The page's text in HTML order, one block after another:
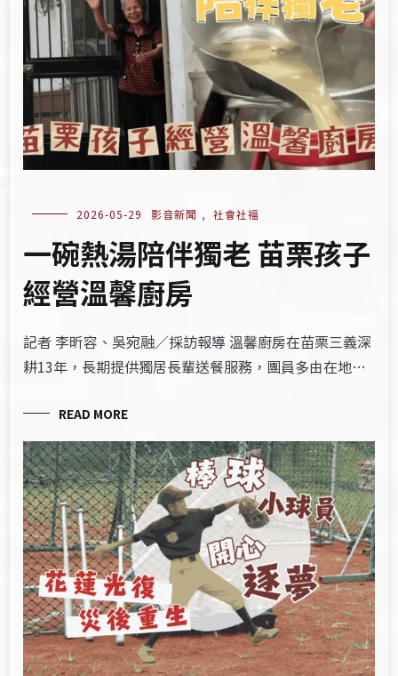
2026-05-29 影音新聞 , 社會社福
一碗熱湯陪伴獨老 苗栗孩子
經營溫馨廚房
記者 李昕容、吳宛融／採訪報導 溫馨廚房在苗栗三義深
耕13年，長期提供獨居長輩送餐服務，團員多由在地…
READ MORE